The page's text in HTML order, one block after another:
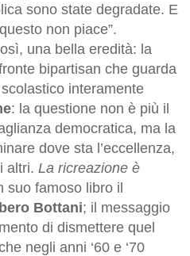
sono state degradate. E
non piace”.
una bella eredità: la
bipartisan che guarda
interamente
: la questione non è più il
democratica, ma la
dove sta l’eccellenza,
altri. La ricreazione è
suo famoso libro il
Bottani; il messaggio
di dismettere quel
negli anni ‘60 e ‘70